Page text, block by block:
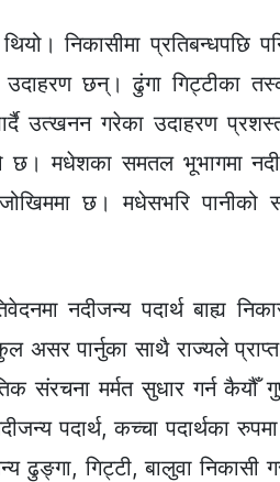
निकासीमा प्रतिबन्धपछि
उदाहरण छन्। ढुंगा गिट्टीका
उत्खनन गरेका उदाहरण
छ। मधेशका समतल भूभागमा
छ। मधेसभरि पानीको
नदीजन्य पदार्थ बाह्य
पार्नुका साथै राज्यले प्राप्त
संरचना मर्मत सुधार गर्न कैयौँ
पदार्थ, कच्चा पदार्थका रुपमा
गिट्टी, बालुवा निकासी